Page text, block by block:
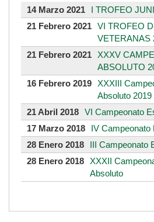
14 Marzo 2021
I TROFEO
21 Febrero 2021 VI TROFEO
VETERANAS
21 Febrero 2021
XXXV
ABSOLUTO
16 Febrero 2019 XXXIII
Absoluto 2019
21 Abril 2018 VI Campeonato
17 Marzo 2018
IV Campeonato
28 Enero 2018
III Campeonato
28 Enero 2018 XXXII
Absoluto